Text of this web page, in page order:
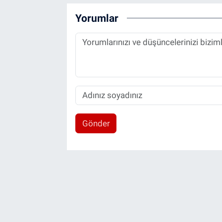
Yorumlar
Gönder